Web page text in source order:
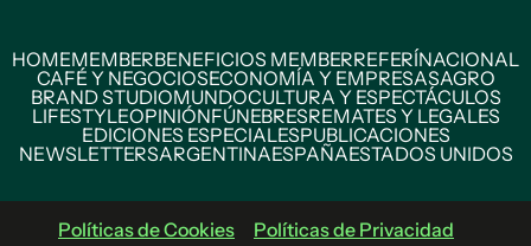
HOMEMEMBERBENEFICIOS MEMBERREFERÍNACIONAL
CAFÉ Y NEGOCIOSECONOMÍA Y EMPRESASAGRO
BRAND STUDIOMUNDOCULTURA Y ESPECTÁCULOS
LIFESTYLEOPINIÓNFÚNEBRESREMATES Y LEGALES
EDICIONES ESPECIALESPUBLICACIONES
NEWSLETTERSARGENTINAESPAÑAESTADOS UNIDOS
Políticas de Cookies Políticas de Privacidad